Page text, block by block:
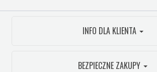
INFO DLA KLIENTA
BEZPIECZNE ZAKUPY